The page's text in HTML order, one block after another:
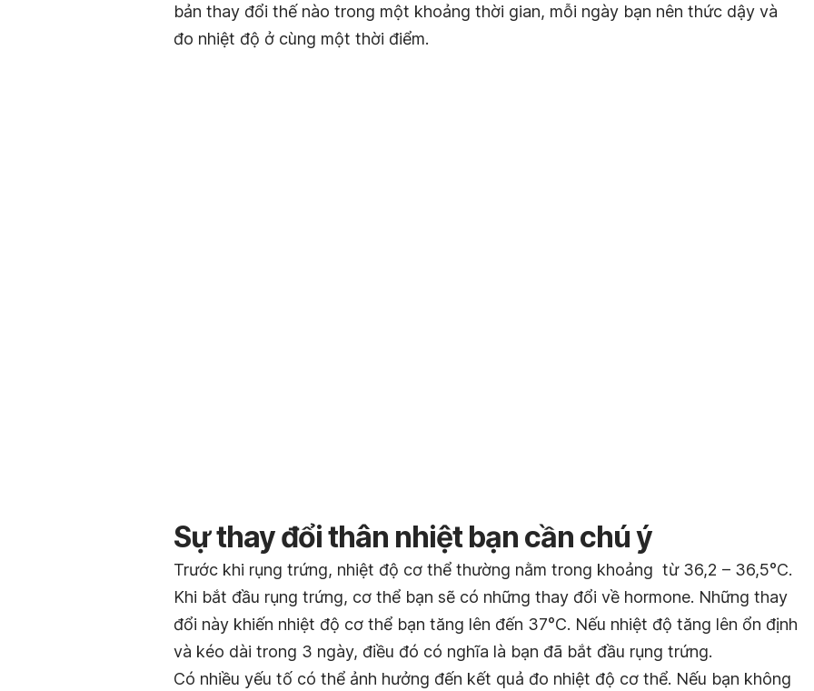
bản thay đổi thế nào trong một khoảng thời gian, mỗi ngày bạn nên thức dậy và
đo nhiệt độ ở cùng một thời điểm.
Sự thay đổi thân nhiệt bạn cần chú ý
Trước khi rụng trứng, nhiệt độ cơ thể thường nằm trong khoảng từ 36,2 – 36,5°C.
Khi bắt đầu rụng trứng, cơ thể bạn sẽ có những thay đổi về hormone. Những thay
đổi này khiến nhiệt độ cơ thể bạn tăng lên đến 37°C. Nếu nhiệt độ tăng lên ổn định
và kéo dài trong 3 ngày, điều đó có nghĩa là bạn đã bắt đầu rụng trứng.
Có nhiều yếu tố có thể ảnh hưởng đến kết quả đo nhiệt độ cơ thể. Nếu bạn không